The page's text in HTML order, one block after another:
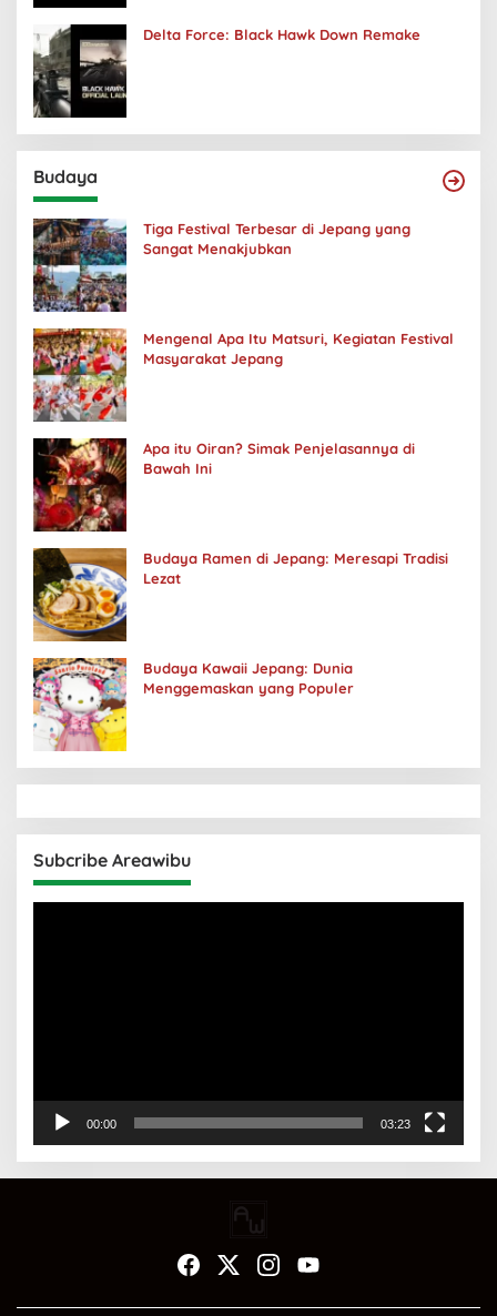
Delta Force: Black Hawk Down Remake
Budaya
Tiga Festival Terbesar di Jepang yang
Sangat Menakjubkan
Mengenal Apa Itu Matsuri, Kegiatan Festival
Masyarakat Jepang
Apa itu Oiran? Simak Penjelasannya di
Bawah Ini
Budaya Ramen di Jepang: Meresapi Tradisi
Lezat
Budaya Kawaii Jepang: Dunia
Menggemaskan yang Populer
Subcribe Areawibu
00:00 03:23